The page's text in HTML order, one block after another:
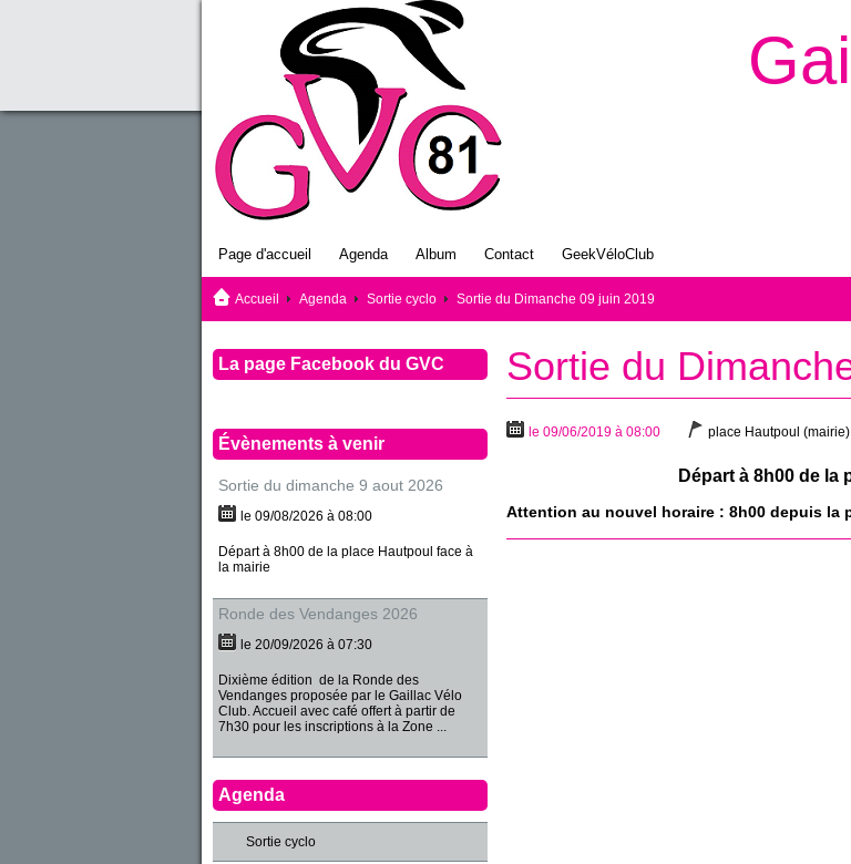
Page d'accueil Agenda Album Contact GeekVéloClub
Accueil Agenda Sortie cyclo Sortie du Dimanche 09 juin 2019
Sortie du
le 09/06/2019 à 08:00 place Hautpoul
Départ à 8h00 de la
Attention au nouvel horaire : 8h00 depuis la
La page Facebook du GVC
Évènements à venir
Sortie du dimanche 9 aout 2026
le 09/08/2026 à 08:00
Départ à 8h00 de la place Hautpoul face à
la mairie
Ronde des Vendanges 2026
le 20/09/2026 à 07:30
Dixième édition de la Ronde des
Vendanges proposée par le Gaillac Vélo
Club. Accueil avec café offert à partir de
7h30 pour les inscriptions à la Zone ...
Agenda
Sortie cyclo